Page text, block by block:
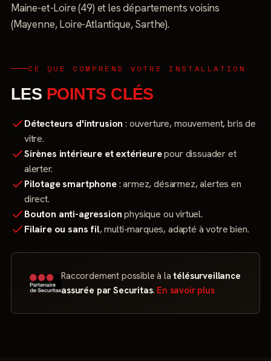
Maine-et-Loire (49) et les départements voisins
(Mayenne, Loire-Atlantique, Sarthe).
CE QUE COMPREND VOTRE INSTALLATION
LES POINTS CLÉS
Détecteurs d'intrusion : ouverture, mouvement, bris de
vitre.
Sirènes intérieure et extérieurepour dissuader et
alerter.
Pilotage smartphone: armez, désarmez, alertes en
direct.
Bouton anti-agressionphysique ou virtuel.
Filaire ou sans fil, multi-marques, adapté à votre bien.
Raccordement possible à latélésurveillance
assurée par Securitas. En savoir plus